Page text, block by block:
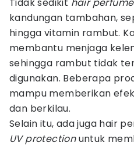
kandungan tambahan,
hingga vitamin rambut.
membantu menjaga
sehingga rambut tidak
digunakan. Beberapa
mampu memberikan
dan berkilau.
Selain itu, ada juga hair
UV protectionuntuk